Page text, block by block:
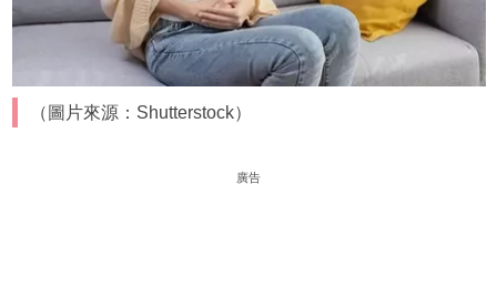
（圖片來源：Shutterstock）
廣告